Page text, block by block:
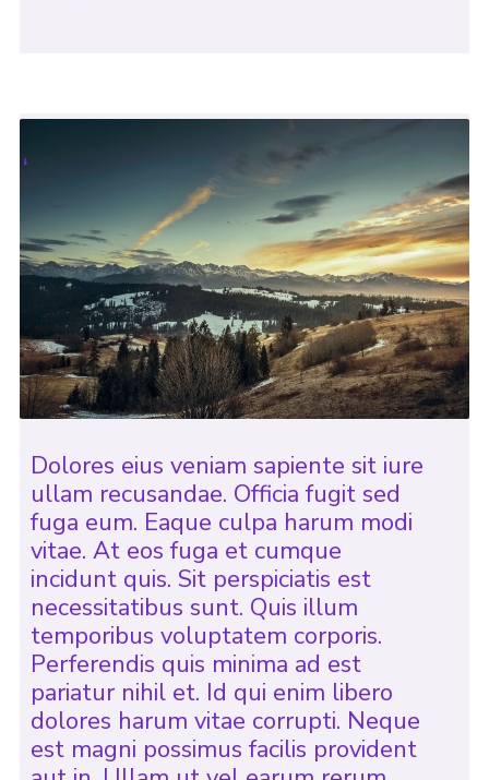
Dolores eius veniam sapiente sit iure
ullam recusandae. Officia fugit sed
fuga eum. Eaque culpa harum modi
vitae. At eos fuga et cumque
incidunt quis. Sit perspiciatis est
necessitatibus sunt. Quis illum
temporibus voluptatem corporis.
Perferendis quis minima ad est
pariatur nihil et. Id qui enim libero
dolores harum vitae corrupti. Neque
est magni possimus facilis provident